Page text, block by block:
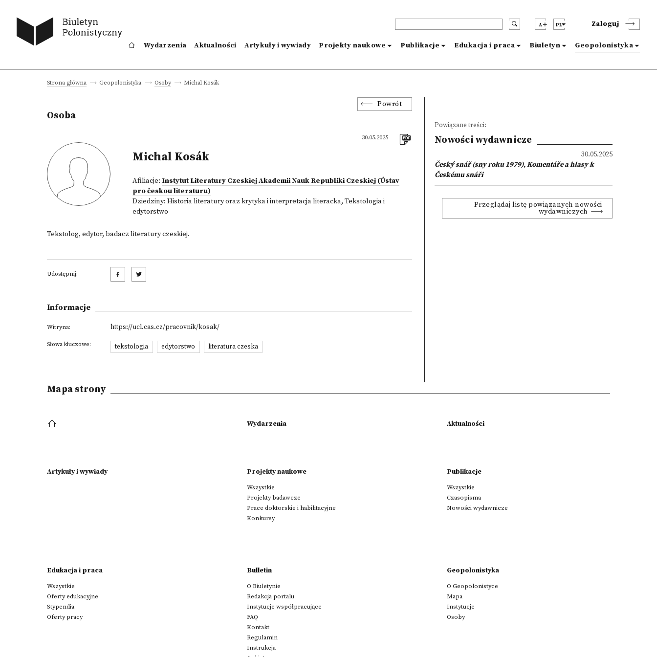
A PL Zaloguj
Wydarzenia Aktualności Artykuły i wywiady Projekty naukowe Publikacje Edukacja i praca Biuletyn Geopolonistyka
Strona główna Geopolonistyka Osoby Michal Kosák
Powrót
Osoba
30.05.2025
Michal Kosák
Afiliacje: Instytut Literatury Czeskiej Akademii Nauk Republiki Czeskiej (Ústav
pro českou literaturu)
Dziedziny: Historia literatury oraz krytyka i interpretacja literacka, Tekstologia i
edytorstwo
Tekstolog, edytor, badacz literatury czeskiej.
Udostępnij:
Informacje
Witryna: https://ucl.cas.cz/pracovnik/kosak/
Słowa kluczowe: tekstologia edytorstwo literatura czeska
Powiązane treści:
Nowości wydawnicze
30.05.2025
Český snář (sny roku 1979),Komentáře a hlasy k
Českému snáři
Przeglądaj listę powiązanych nowości
wydawniczych
Mapa strony
Wydarzenia Aktualności
Artykuły i wywiady Projekty naukowe
Wszystkie
Projekty badawcze
Prace doktorskie i habilitacyjne
Konkursy
Publikacje
Wszystkie
Czasopisma
Nowości wydawnicze
Edukacja i praca
Wszystkie
Oferty edukacyjne
Stypendia
Oferty pracy
Bulletin
O Biuletynie
Redakcja portalu
Instytucje współpracujące
FAQ
Kontakt
Regulamin
Instrukcja
Geopolonistyka
O Geopolonistyce
Mapa
Instytucje
Osoby